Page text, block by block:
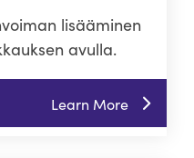
lisääminen
avulla.
Learn More